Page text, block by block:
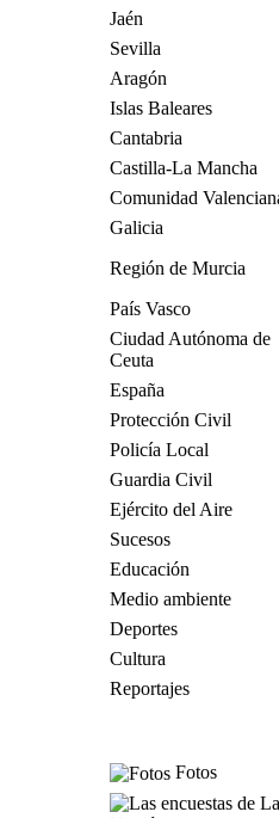
Jaén
Sevilla
Aragón
Islas Baleares
Cantabria
Castilla-La Mancha
Comunidad
Galicia
Región de Murcia
País Vasco
Ciudad Autónoma de
Ceuta
España
Protección Civil
Policía Local
Guardia Civil
Ejército del Aire
Sucesos
Educación
Medio ambiente
Deportes
Cultura
Reportajes
Fotos